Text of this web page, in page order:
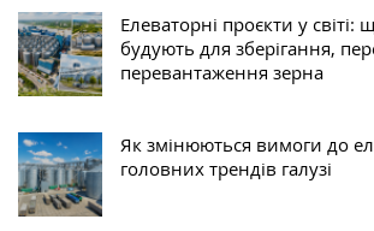
Елеваторні проєкти у світі:
будують для зберігання,
перевантаження зерна
Як змінюються вимоги до
головних трендів галузі